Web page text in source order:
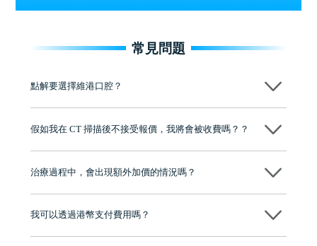
常見問題
點解要選擇維港口腔？
牌」、「2025香港企業領袖品牌」，是諾貝爾種植系統全球放心植牙中
至今已服務超過三十個國家和地區的顧客，受到粵港澳大灣區及周邊城
有咨詢及服務保障中心，有任何問題都可以隨時預約免費咨詢，讓人十
假如我在 CT 掃描後不接受報價，我將會被收費嗎？？
治療過程中，會出現額外加價的情況嗎？
我可以透過港幣支付費用嗎？